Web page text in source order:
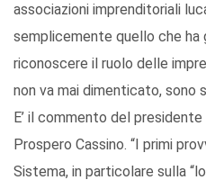
associazioni imprenditoriali
semplicemente quello che ha
riconoscere il ruolo delle
non va mai dimenticato,
E’ il commento del
Prospero Cassino. “I primi
Sistema, in particolare sulla